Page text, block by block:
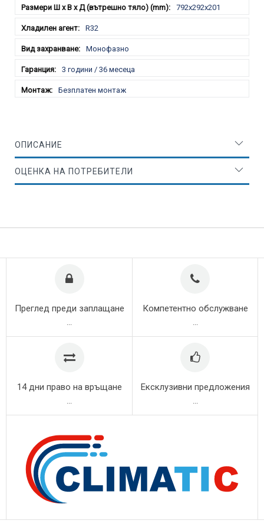
792x292x201
R32
Монофазно
3 години / 36 месеца
Безплатен монтаж
ОПИСАНИЕ
ОЦЕНКА НА ПОТРЕБИТЕЛИ
Преглед преди заплащане Компетентно обслужване
14 дни право на връщане Ексклузивни предложения